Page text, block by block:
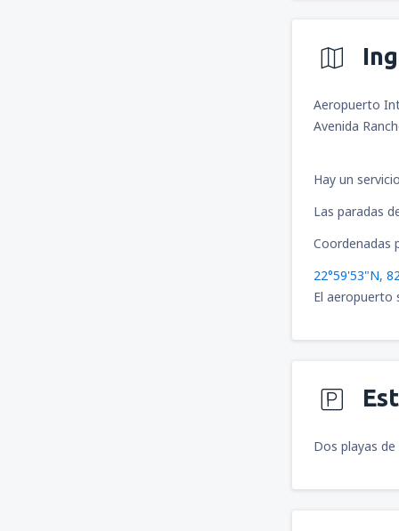
Aeropuerto
Avenida
Hay un
Las paradas
Coordenadas
22°59'53"N,
El aeropuerto
Dos playas